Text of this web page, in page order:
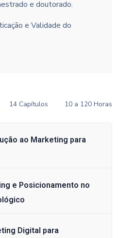
e doutorado.
e Validade do
14 Capítulos 10 a 120 Horas
ao Marketing para
e Posicionamento no
Digital para